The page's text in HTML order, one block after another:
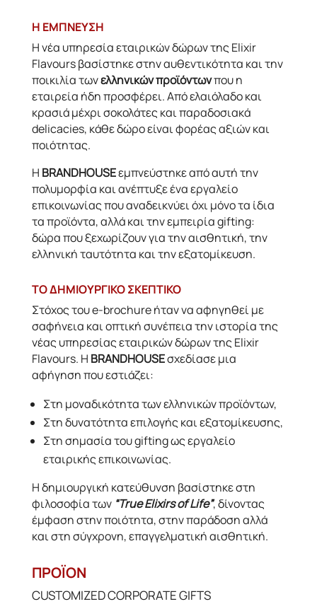
H ΕΜΠΝΕΥΣΗ
Η νέα υπηρεσία εταιρικών δώρων της Elixir
Flavours βασίστηκε στην αυθεντικότητα και την
ποικιλία τωνελληνικών προϊόντωνπου η
εταιρεία ήδη προσφέρει. Από ελαιόλαδο και
κρασιά μέχρι σοκολάτες και παραδοσιακά
delicacies, κάθε δώρο είναι φορέας αξιών και
ποιότητας.
Η BRANDHOUSEεμπνεύστηκε από αυτή την
πολυμορφία και ανέπτυξε ένα εργαλείο
επικοινωνίας που αναδεικνύει όχι μόνο τα ίδια
τα προϊόντα, αλλά και την εμπειρία gifting:
δώρα που ξεχωρίζουν για την αισθητική, την
ελληνική ταυτότητα και την εξατομίκευση.
ΤΟ ΔΗΜΙΟΥΡΓΙΚΟ ΣΚΕΠΤΙΚΟ
Στόχος του e-brochure ήταν να αφηγηθεί με
σαφήνεια και οπτική συνέπεια την ιστορία της
νέας υπηρεσίας εταιρικών δώρων της Elixir
Flavours. Η BRANDHOUSEσχεδίασε μια
αφήγηση που εστιάζει:
Στη μοναδικότητα των ελληνικών προϊόντων,
Στη δυνατότητα επιλογής και εξατομίκευσης,
Στη σημασία του gifting ως εργαλείο
εταιρικής επικοινωνίας.
Η δημιουργική κατεύθυνση βασίστηκε στη
φιλοσοφία των “True Elixirs of Life”, δίνοντας
έμφαση στην ποιότητα, στην παράδοση αλλά
και στη σύγχρονη, επαγγελματική αισθητική.
ΠΡΟΪΟΝ
CUSTOMIZED CORPORATE GIFTS